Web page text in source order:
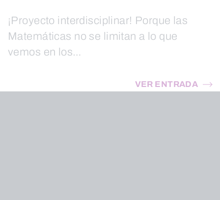
¡Proyecto interdisciplinar! Porque las
Matemáticas no se limitan a lo que
vemos en los…
VER ENTRADA